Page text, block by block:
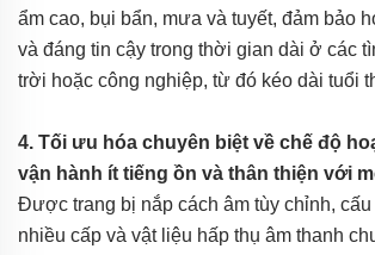
ẩm cao, bụi bẩn, mưa và tuyết, đảm bảo
và đáng tin cậy trong thời gian dài ở các
trời hoặc công nghiệp, từ đó kéo dài tuổi
4. Tối ưu hóa chuyên biệt về chế độ
vận hành ít tiếng ồn và thân thiện với
Được trang bị nắp cách âm tùy chỉnh, cấu
nhiều cấp và vật liệu hấp thụ âm thanh